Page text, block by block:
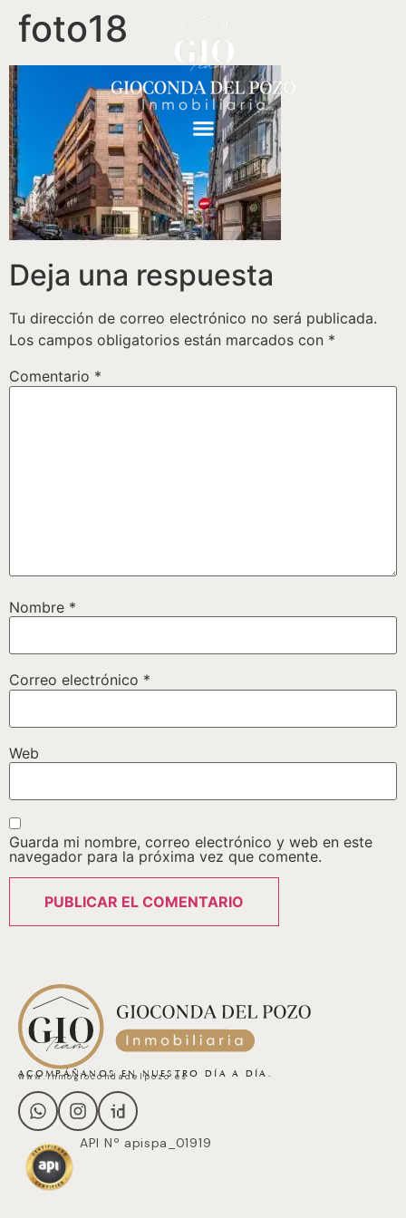
foto18
Deja una respuesta
Tu dirección de correo electrónico no será publicada.
Los campos obligatorios están marcados con *
Comentario *
Nombre *
Correo electrónico *
Web
Guarda mi nombre, correo electrónico y web en este
navegador para la próxima vez que comente.
ACOMPÁÑANOS EN NUESTRO DÍA A DÍA.
www.inmogiocondadelpozo.es
API Nº apispa_01919